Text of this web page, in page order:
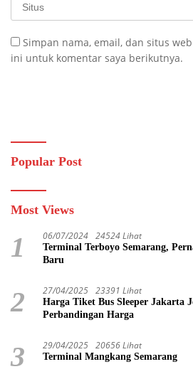
Simpan nama, email, dan situs
ini untuk komentar saya berikutnya.
Popular Post
Most Views
1 06/07/2024 24524 Lihat
Terminal Terboyo Semarang,
Baru
2 27/04/2025 23391 Lihat
Harga Tiket Bus Sleeper Jakarta
Perbandingan Harga
3 29/04/2025 20656 Lihat
Terminal Mangkang Semarang